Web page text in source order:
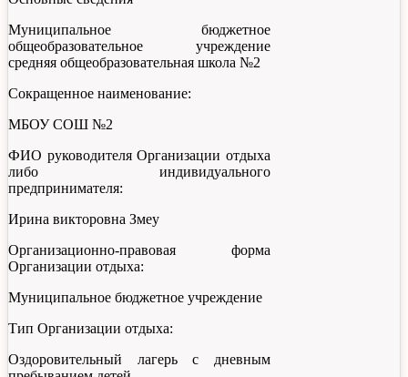
Муниципальное бюджетное
общеобразовательное учреждение
средняя общеобразовательная школа №2
Сокращенное наименование:
МБОУ СОШ №2
ФИО руководителя Организации отдыха
либо индивидуального
предпринимателя:
Ирина викторовна Змеу
Организационно-правовая форма
Организации отдыха:
Муниципальное бюджетное учреждение
Тип Организации отдыха:
Оздоровительный лагерь с дневным